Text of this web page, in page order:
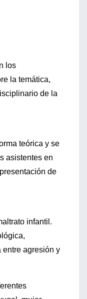
los
la temática,
de la
teórica y se
asistentes en
de
infantil.
agresión y